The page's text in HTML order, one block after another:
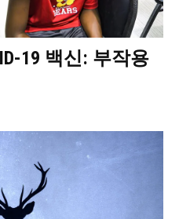
19 백신: 부작용